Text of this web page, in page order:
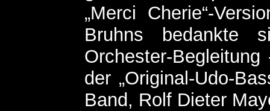
„Merci Cherie“-
Bruhns bedankte
Orchester-
der „Original-Udo-
Band, Rolf Dieter